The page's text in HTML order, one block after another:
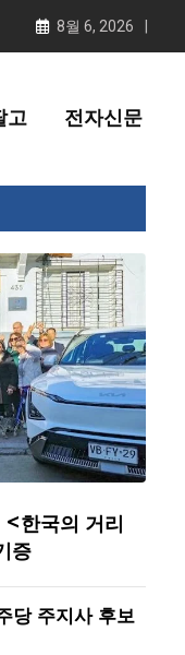
8월 6, 2026
고 전자신문
한국의 거리
증
당 주지사 후보